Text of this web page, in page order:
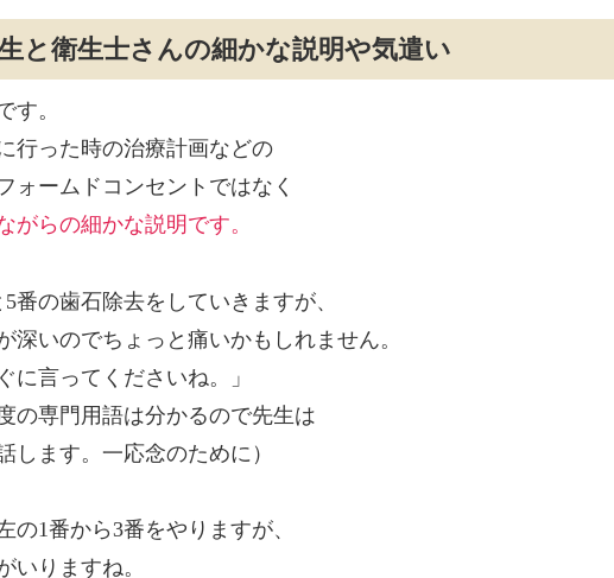
と衛生士さんの細かな説明や気遣い
す。
行った時の治療計画などの
ォームドコンセントではなく
がらの細かな説明です。
5番の歯石除去をしていきますが、
深いのでちょっと痛いかもしれません。
に言ってくださいね。」
の専門用語は分かるので先生は
します。一応念のために）
の1番から3番をやりますが、
いりますね。